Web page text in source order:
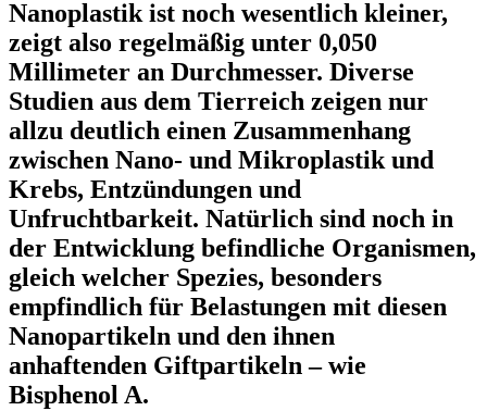
Nanoplastik ist noch wesentlich kleiner,
zeigt also regelmäßig unter 0,050
Millimeter an Durchmesser. Diverse
Studien aus dem Tierreich zeigen nur
allzu deutlich einen Zusammenhang
zwischen Nano- und Mikroplastik und
Krebs, Entzündungen und
Unfruchtbarkeit. Natürlich sind noch in
der Entwicklung befindliche Organismen,
gleich welcher Spezies, besonders
empfindlich für Belastungen mit diesen
Nanopartikeln und den ihnen
anhaftenden Giftpartikeln – wie
Bisphenol A.